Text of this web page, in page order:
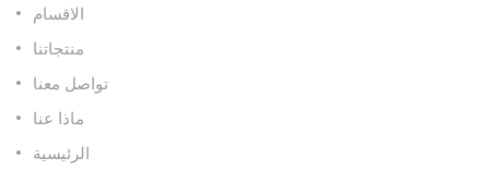
الاقسام
منتجاتنا
تواصل معنا
ماذا عنا
الرئيسية